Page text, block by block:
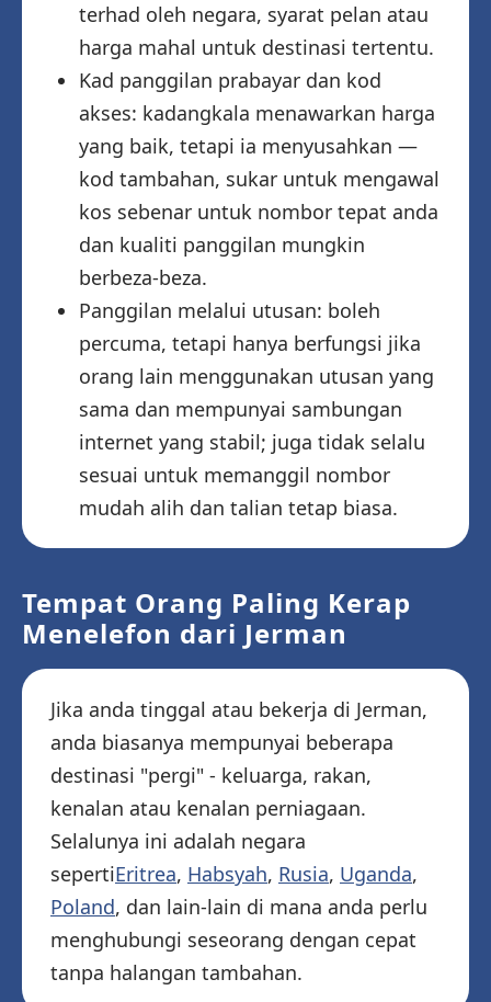
terhad oleh negara, syarat pelan atau
harga mahal untuk destinasi tertentu.
Kad panggilan prabayar dan kod
akses: kadangkala menawarkan harga
yang baik, tetapi ia menyusahkan —
kod tambahan, sukar untuk mengawal
kos sebenar untuk nombor tepat anda
dan kualiti panggilan mungkin
berbeza-beza.
Panggilan melalui utusan: boleh
percuma, tetapi hanya berfungsi jika
orang lain menggunakan utusan yang
sama dan mempunyai sambungan
internet yang stabil; juga tidak selalu
sesuai untuk memanggil nombor
mudah alih dan talian tetap biasa.
Tempat Orang Paling Kerap
Menelefon dari Jerman
Jika anda tinggal atau bekerja di Jerman,
anda biasanya mempunyai beberapa
destinasi "pergi" - keluarga, rakan,
kenalan atau kenalan perniagaan.
Selalunya ini adalah negara
sepertiEritrea, Habsyah, Rusia, Uganda,
Poland, dan lain-lain di mana anda perlu
menghubungi seseorang dengan cepat
tanpa halangan tambahan.